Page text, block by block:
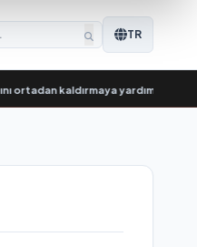
TR
kaldırmaya yardımcı oluyor